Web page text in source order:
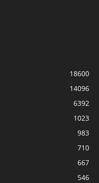
18600
14096
6392
1023
983
710
667
546